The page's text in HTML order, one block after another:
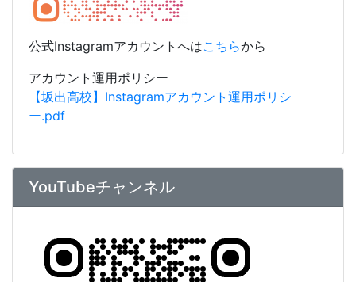
公式Instagramアカウントへはこちらから
アカウント運用ポリシー
【坂出高校】Instagramアカウント運用ポリシ
ー.pdf
YouTubeチャンネル